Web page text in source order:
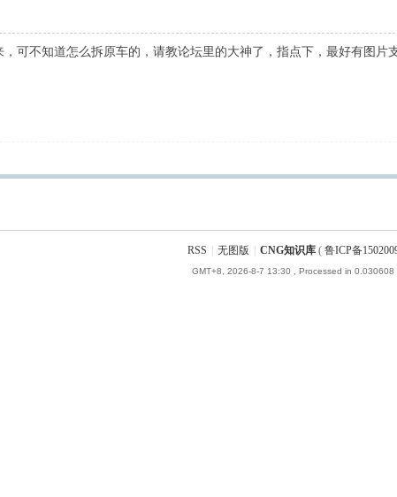
可不知道怎么拆原车的，请教论坛里的大神了，指点下，最好有图片
RSS 无图版 CNG知识库 ( 鲁ICP备
GMT+8, 2026-8-7 13:30 , Processed in 0.030608